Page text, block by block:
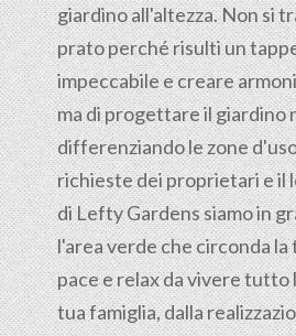
giardino all'altezza. Non si
prato perché risulti un
impeccabile e creare
ma di progettare il giardino
differenziando le zone
richieste dei proprietari e il
di Lefty Gardens siamo in
l'area verde che circonda la
pace e relax da vivere tutto
tua famiglia, dalla